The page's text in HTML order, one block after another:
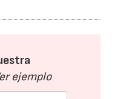
ejemplo